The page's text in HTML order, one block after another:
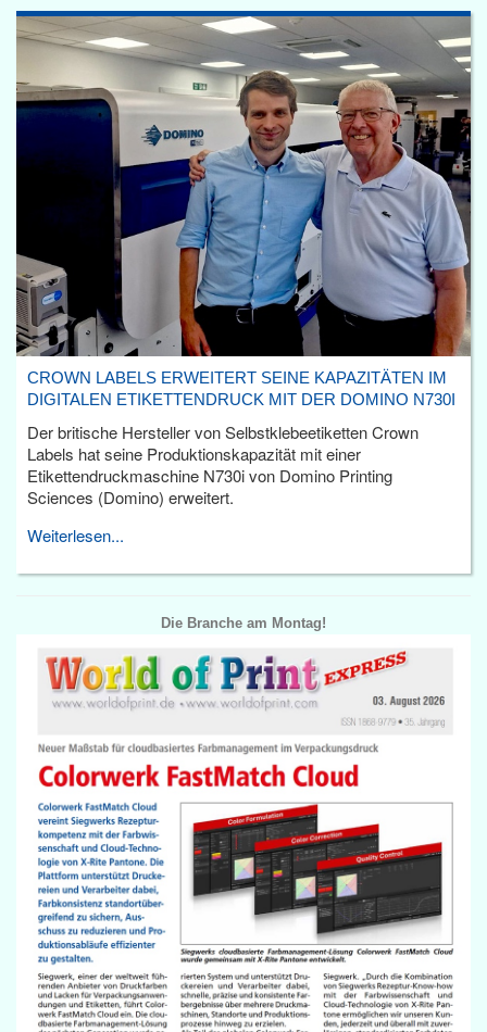
CROWN LABELS ERWEITERT SEINE KAPAZITÄTEN IM
DIGITALEN ETIKETTENDRUCK MIT DER DOMINO N730I
Der britische Hersteller von Selbstklebeetiketten Crown
Labels hat seine Produktionskapazität mit einer
Etikettendruckmaschine N730i von Domino Printing
Sciences (Domino) erweitert.
Weiterlesen...
Die Branche am Montag!